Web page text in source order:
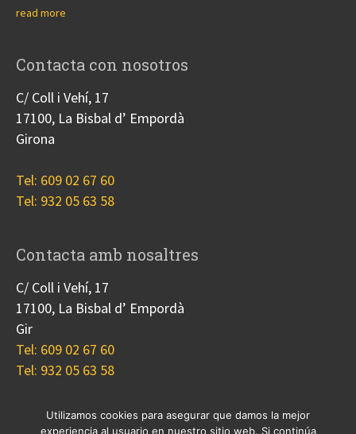
read more
Contacta con nosotros
C/ Coll i Vehí, 17
17100, La Bisbal d’ Empordà
Girona
Tel: 609 02 67 60
Tel: 932 05 63 58
Contacta amb nosaltres
C/ Coll i Vehí, 17
17100, La Bisbal d’ Empordà
Gir
Tel: 609 02 67 60
Tel: 932 05 63 58
Utilizamos cookies para asegurar que damos la mejor
experiencia al usuario en nuestro sitio web. Si continúa